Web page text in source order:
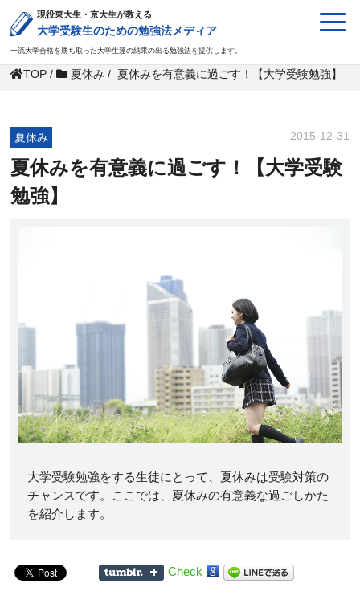
現役東大生・京大生が教える
大学受験生のための勉強法メディア
一流大学合格を勝ち取った大学生達の結果の出る勉強法を提供します。
TOP / 夏休み / 夏休みを有意義に過ごす！【大学受験勉強】
夏休み 2015-12-31
夏休みを有意義に過ごす！【大学受験
勉強】
大学受験勉強をする生徒にとって、夏休みは受験対策の
チャンスです。ここでは、夏休みの有意義な過ごしかた
を紹介します。
Check